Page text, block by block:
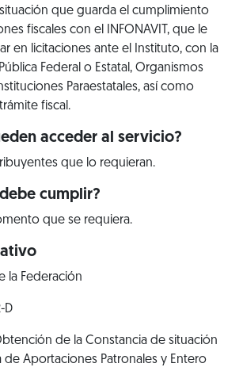
que guarda el cumplimiento
fiscales con el INFONAVIT, que le
en licitaciones ante el Instituto, con la
Federal o Estatal, Organismos
Paraestatales, así como
fiscal.
acceder al servicio?
que lo requieran.
cumplir?
que se requiera.
la Federación
D
de la Constancia de situación
de Aportaciones Patronales y Entero